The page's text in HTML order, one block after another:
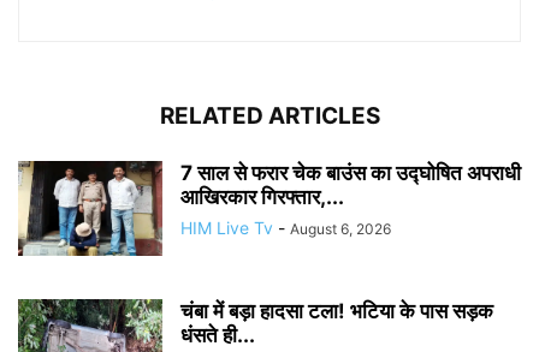
RELATED ARTICLES
7 साल से फरार चेक बाउंस का उद्घोषित अपराधी
आखिरकार गिरफ्तार,...
HIM Live Tv - August 6, 2026
चंबा में बड़ा हादसा टला! भटिया के पास सड़क
धंसते ही...